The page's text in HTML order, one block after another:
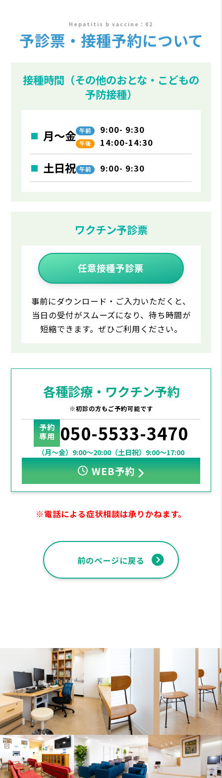
Hepatitis b vaccine
予診票・接種予約について
接種時間 （その他のおとな・こどもの
予防接種）
月～金 午前 9:00- 9:30
午後 14:00-14:30
土日祝 午前 9:00- 9:30
ワクチン予診票
任意接種予診票
事前にダウンロード・ご入力いただくと、
当日の受付がスムーズになり、待ち時間が
短縮できます。ぜひご利用ください。
各種診療・ワクチン予約
※初診の方もご予約可能です
予約
専用 050-5533-3470
（月～金）9:00～20:00（土日祝）9:00～17:00
WEB予約
※電話による症状相談は承りかねます。
前のページに戻る